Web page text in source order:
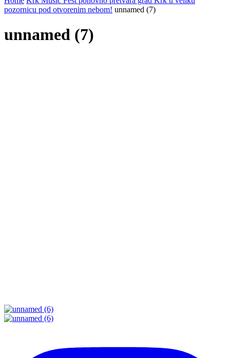
pozornicu pod otvorenim nebom! unnamed (7)
unnamed (7)